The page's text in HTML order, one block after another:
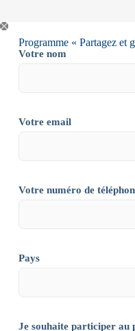
Programme « Partagez et
Votre nom
Votre email
Votre numéro de
Pays
Je souhaite participer au